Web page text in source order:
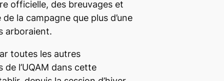
officielle, des breuvages et
la campagne que plus d’une
arboraient.
toutes les autres
l’UQAM dans cette